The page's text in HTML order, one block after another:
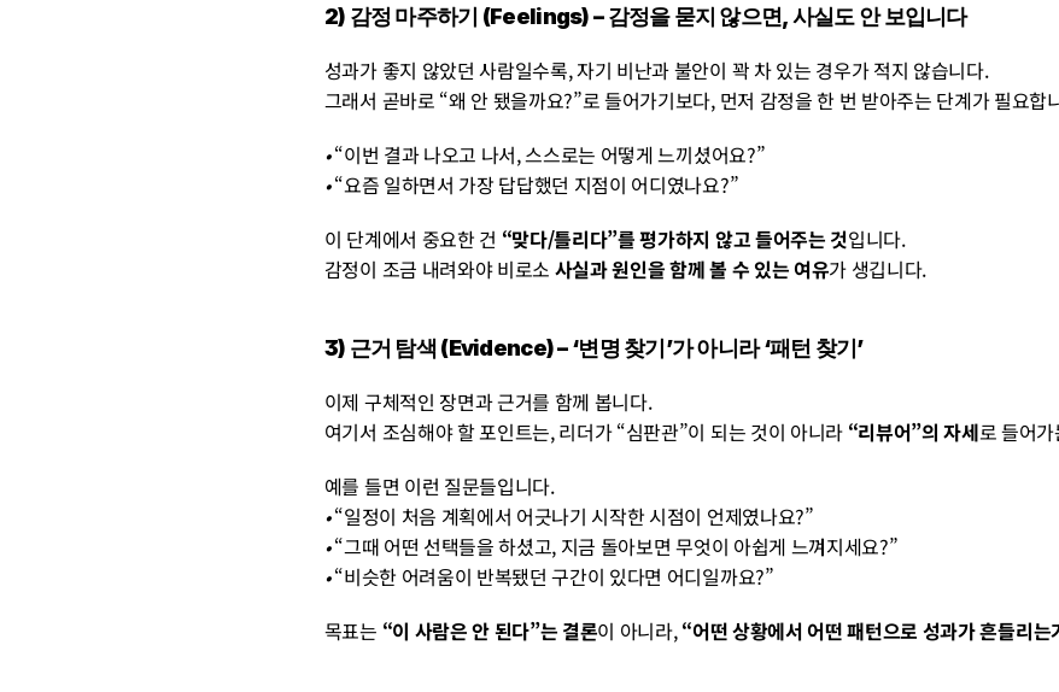
2) 감정 마주하기 (Feelings) – 감정을 묻지 않으면, 사실도 안 보입니다
성과가 좋지 않았던 사람일수록, 자기 비난과 불안이 꽉 차 있는 경우가 적지 않습니다.
그래서 곧바로 “왜 안 됐을까요?”로 들어가기보다, 먼저 감정을 한 번 받아주는 단계가 필요합
• “이번 결과 나오고 나서, 스스로는 어떻게 느끼셨어요?”
• “요즘 일하면서 가장 답답했던 지점이 어디였나요?”
이 단계에서 중요한 건 “맞다/틀리다”를 평가하지 않고 들어주는 것입니다.
감정이 조금 내려와야 비로소 사실과 원인을 함께 볼 수 있는 여유가 생깁니다.
3) 근거 탐색 (Evidence) – ‘변명 찾기’가 아니라 ‘패턴 찾기’
이제 구체적인 장면과 근거를 함께 봅니다.
여기서 조심해야 할 포인트는, 리더가 “심판관”이 되는 것이 아니라 “리뷰어”의 자세로 들어
예를 들면 이런 질문들입니다.
• “일정이 처음 계획에서 어긋나기 시작한 시점이 언제였나요?”
• “그때 어떤 선택들을 하셨고, 지금 돌아보면 무엇이 아쉽게 느껴지세요?”
• “비슷한 어려움이 반복됐던 구간이 있다면 어디일까요?”
목표는 “이 사람은 안 된다”는 결론이 아니라, “어떤 상황에서 어떤 패턴으로 성과가 흔들리는